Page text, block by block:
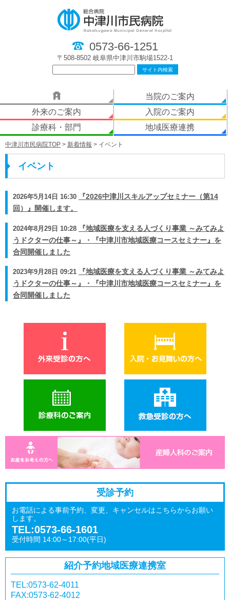
0573-66-1251
〒508-8502 岐阜県中津川市駒場1522-1
当院のご案内
外来のご案内
入院のご案内
診療科・部門
地域医療連携
中津川市民病院TOP > 新着情報 > イベント
イベント
2026年5月14日 16:30
『2026中津川スキルアップセミナー（第14
回）』開催します。
2024年8月29日 10:28
『地域医療を支える人づくり事業 ～みてみよ
うドクターの仕事～』・『中津川市地域医療コースセミナー』を
合同開催しました
2023年9月28日 09:21
『地域医療を支える人づくり事業 ～みてみよ
うドクターの仕事～』・『中津川市地域医療コースセミナー』を
合同開催しました
受診予約
お電話による事前予約、変更、キャンセルはこちらからお願い
します。
TEL:0573-66-1601
受付時間 14:00～17:00(平日)
紹介予約地域医療連携室
TEL:0573-62-4011
FAX:0573-62-4012